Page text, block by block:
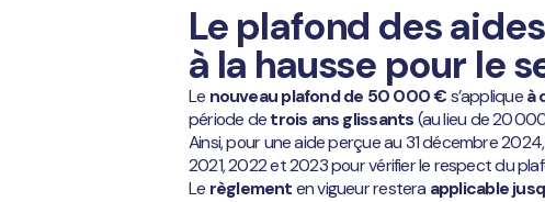
Le plafond des
à la hausse pour le
Le nouveau plafond de 50 000 €s’appliqueà
période detrois ans glissants(au lieu de 20
Ainsi, pour une aide perçue au 31 décembre
2021, 2022 et 2023 pour vérifier le respect du
Le règlementen vigueur restera applicable